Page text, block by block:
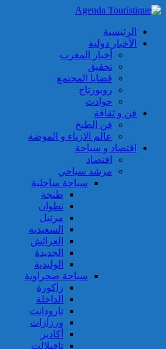
الرئيسية
الأخبار دولية
أخبار المغرب
تحقيق
قضايا المجتمع
روبورتاج
حوادث
فن و ثقافة
فن الطبخ
عالم الازياء و الموضة
اقتصاد و سياحة
اقتصاد
مرشد سياحي
سياحة ساحلية
طنجة
تطوان
مرتيل
السعيدية
العرائش
الجديدة
الوليدية
سياحة صحراوية
زاكورة
الداخلة
تارودانت
ورزازات
أكادير
تافيلالت